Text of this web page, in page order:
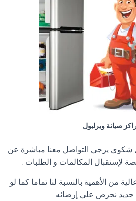
صيانة ويرلبول
يرجي التواصل معنا مباشرة عن
لإستقبال المكالمات و الطلبات .
من الأهمية بالنسبة لنا تماما كما لو
نحرص علي إرضائه.